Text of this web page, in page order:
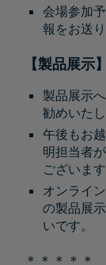
会場参加
報をお送
【製品展示】
製品展示
勧めいたし
午後もお
明担当者
ございます
オンライ
の製品展
いです。
＊＊＊＊＊